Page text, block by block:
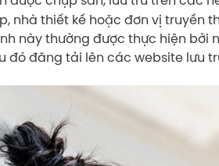
nhà thiết kế hoặc đơn vị truyền
này thường được thực hiện bởi
đó đăng tải lên các website lưu